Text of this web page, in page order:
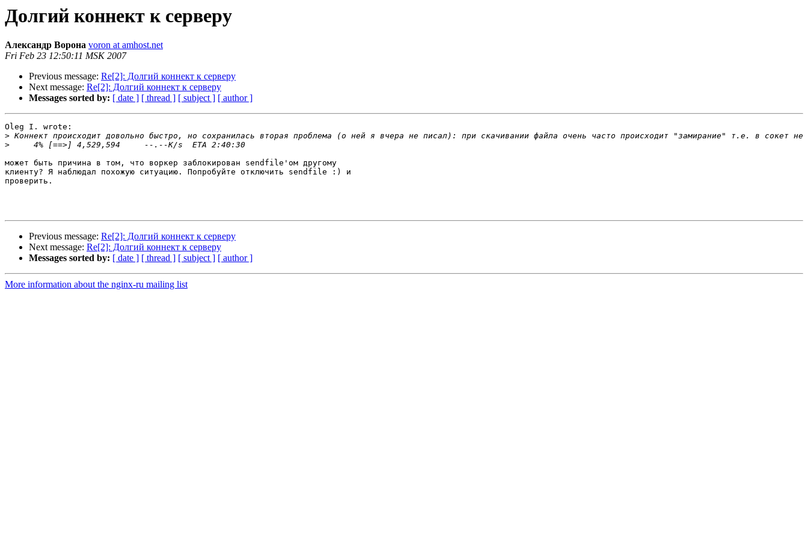
Долгий коннект к серверу
Александр Ворона voron at amhost.net
Fri Feb 23 12:50:11 MSK 2007
Previous message: Re[2]: Долгий коннект к серверу
Next message: Re[2]: Долгий коннект к серверу
Messages sorted by: [ date ] [ thread ] [ subject ] [ author ]
Oleg I. wrote:
>
>
может быть причина в том, что воркер заблокирован sendfile'ом другому
клиенту? Я наблюдал похожую ситуацию. Попробуйте отключить sendfile :) и
проверить.
Previous message: Re[2]: Долгий коннект к серверу
Next message: Re[2]: Долгий коннект к серверу
Messages sorted by: [ date ] [ thread ] [ subject ] [ author ]
More information about the nginx-ru mailing list